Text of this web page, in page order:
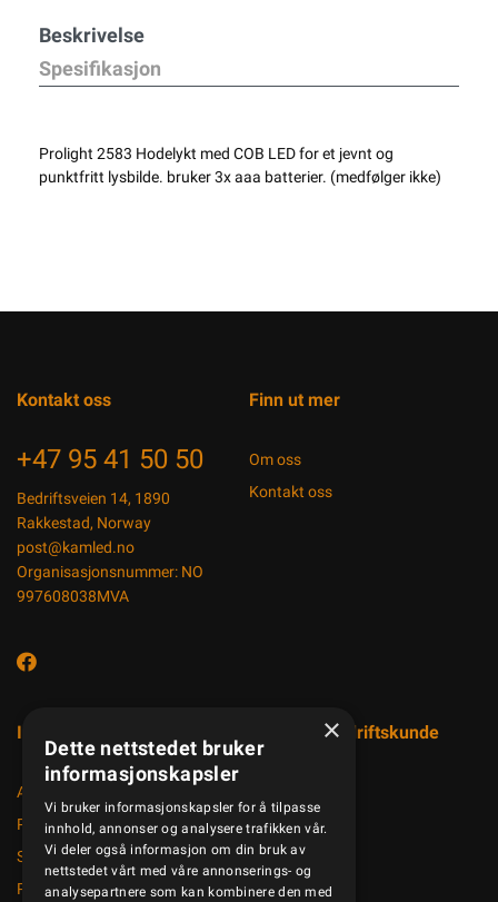
Beskrivelse
Spesifikasjon
Prolight 2583 Hodelykt med COB LED for et jevnt og
punktfritt lysbilde. bruker 3x aaa batterier. (medfølger ikke)
Kontakt oss
+47 95 41 50 50
Bedriftsveien 14, 1890
Rakkestad, Norway
post@kamled.no
Organisasjonsnummer: NO
997608038MVA
Finn ut mer
Om oss
Kontakt oss
Informasjon
Aktuelt
Produktkatalog
Salgsbetingelser
Personvernerklæring
Registrer bedriftskunde
×
Dette nettstedet bruker
informasjonskapsler
Vi bruker informasjonskapsler for å tilpasse
innhold, annonser og analysere trafikken vår.
Vi deler også informasjon om din bruk av
nettstedet vårt med våre annonserings- og
analysepartnere som kan kombinere den med